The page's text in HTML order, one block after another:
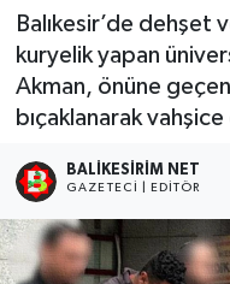
Balıkesir’de
kuryelik yapan
Akman, önüne
bıçaklanarak
BALIKESIRIM NET
GAZETECI | EDITÖR